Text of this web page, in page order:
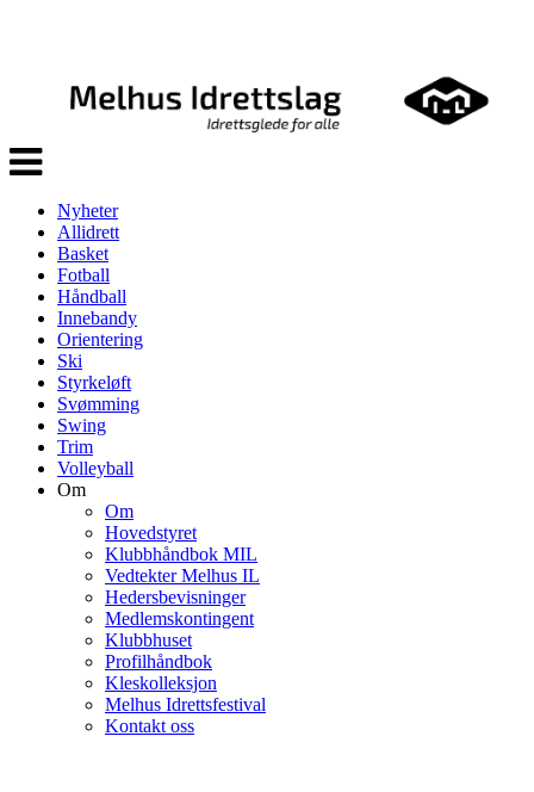
Veksle
navigasjon
Nyheter
Allidrett
Basket
Fotball
Håndball
Innebandy
Orientering
Ski
Styrkeløft
Svømming
Swing
Trim
Volleyball
Om
Om
Hovedstyret
Klubbhåndbok MIL
Vedtekter Melhus IL
Hedersbevisninger
Medlemskontingent
Klubbhuset
Profilhåndbok
Kleskolleksjon
Melhus Idrettsfestival
Kontakt oss